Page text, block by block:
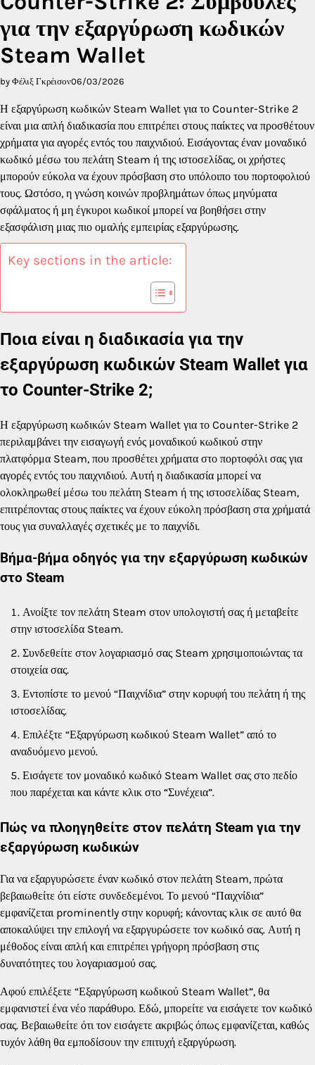
για την εξαργύρωση κωδικών
Steam Wallet
by Φέλιξ Γκρέισον06/03/2026
Η εξαργύρωση κωδικών Steam Wallet για το Counter-Strike 2
είναι μια απλή διαδικασία που επιτρέπει στους παίκτες να προσθέτουν
χρήματα για αγορές εντός του παιχνιδιού. Εισάγοντας έναν μοναδικό
κωδικό μέσω του πελάτη Steam ή της ιστοσελίδας, οι χρήστες
μπορούν εύκολα να έχουν πρόσβαση στο υπόλοιπο του πορτοφολιού
τους. Ωστόσο, η γνώση κοινών προβλημάτων όπως μηνύματα
σφάλματος ή μη έγκυροι κωδικοί μπορεί να βοηθήσει στην
εξασφάλιση μιας πιο ομαλής εμπειρίας εξαργύρωσης.
Key sections in the article:
Ποια είναι η διαδικασία για την
εξαργύρωση κωδικών Steam Wallet για
το Counter-Strike 2;
Η εξαργύρωση κωδικών Steam Wallet για το Counter-Strike 2
περιλαμβάνει την εισαγωγή ενός μοναδικού κωδικού στην
πλατφόρμα Steam, που προσθέτει χρήματα στο πορτοφόλι σας για
αγορές εντός του παιχνιδιού. Αυτή η διαδικασία μπορεί να
ολοκληρωθεί μέσω του πελάτη Steam ή της ιστοσελίδας Steam,
επιτρέποντας στους παίκτες να έχουν εύκολη πρόσβαση στα χρήματά
τους για συναλλαγές σχετικές με το παιχνίδι.
Βήμα-βήμα οδηγός για την εξαργύρωση κωδικών
στο Steam
Ανοίξτε τον πελάτη Steam στον υπολογιστή σας ή μεταβείτε
στην ιστοσελίδα Steam.
Συνδεθείτε στον λογαριασμό σας Steam χρησιμοποιώντας τα
στοιχεία σας.
Εντοπίστε το μενού “Παιχνίδια” στην κορυφή του πελάτη ή της
ιστοσελίδας.
Επιλέξτε “Εξαργύρωση κωδικού Steam Wallet” από το
αναδυόμενο μενού.
Εισάγετε τον μοναδικό κωδικό Steam Wallet σας στο πεδίο
που παρέχεται και κάντε κλικ στο “Συνέχεια”.
Πώς να πλοηγηθείτε στον πελάτη Steam για την
εξαργύρωση κωδικών
Για να εξαργυρώσετε έναν κωδικό στον πελάτη Steam, πρώτα
βεβαιωθείτε ότι είστε συνδεδεμένοι. Το μενού “Παιχνίδια”
εμφανίζεται prominently στην κορυφή; κάνοντας κλικ σε αυτό θα
αποκαλύψει την επιλογή να εξαργυρώσετε τον κωδικό σας. Αυτή η
μέθοδος είναι απλή και επιτρέπει γρήγορη πρόσβαση στις
δυνατότητες του λογαριασμού σας.
Αφού επιλέξετε “Εξαργύρωση κωδικού Steam Wallet”, θα
εμφανιστεί ένα νέο παράθυρο. Εδώ, μπορείτε να εισάγετε τον κωδικό
σας. Βεβαιωθείτε ότι τον εισάγετε ακριβώς όπως εμφανίζεται, καθώς
τυχόν λάθη θα εμποδίσουν την επιτυχή εξαργύρωση.